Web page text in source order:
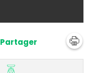
Partager